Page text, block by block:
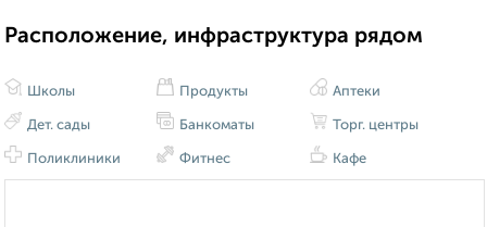
Расположение, инфраструктура рядом
Школы
Дет. сады
Поликлиники
Продукты
Банкоматы
Фитнес
Аптеки
Торг. центры
Кафе